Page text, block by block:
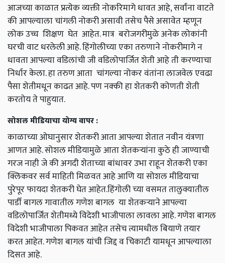
आजच्या काळात प्रत्येक व्यक्ती नोकरिमागे धावत आहे, सर्वांना वाटते
की आपल्याला चांगली नोकरी असावी तसेच पैसे असावेत म्हणून
लोक उच्च शिक्षण घेत आहेत. मात्र बरोजगरीमुळे अनेक लोकांनी
घरची वाट धरलेली आहे. हिंगोलीच्या एका तरुणाने नोकरीमागे न
धावता आपल्या वडिलांची जी वडिलोपार्जित शेती आहे ती करण्याचा
निर्धार केला. हा तरुण आता चांगल्या नोकर वंतांना लाजवेल एवढा
पैसा शेतीमधून काढत आहे. पण नक्की हा शेतकरी कोणती शेती
करतोय ते पाहुयात.
सोशल मीडियाचा योग्य वापर :
काळाच्या ओघानुसार शेतकरी आता आपल्या शेतात नवीन यंत्रणा
आणत आहे. सोशल मीडियामुळे आता शेतकऱ्यांना कुठे ही जाण्याची
गरज नाही जे की अगदी शेताच्या बांधावर उभा राहून शेतकरी एका
क्लिकवर सर्व माहिती मिळवत आहे आणि या सोशल मीडियाचा
पुरेपूर फायदा शेतकरी घेत आहेत.हिंगोली च्या वसमत तालुक्यातील
पार्डी बागल गावातील गणेश बागल या शेतकऱ्याने आपल्या
वडिलोपार्जित शेतीमध्ये विदेशी भाजीपाला लावला आहे. गणेश बागल
विदेशी भाजीपाला पिकवत आहेत तसेच त्यामधील बियाणे तयार
करत आहेत. गणेश बागल यांची जिद्द व चिकाटी यामधून आपल्याला
दिसत आहे.